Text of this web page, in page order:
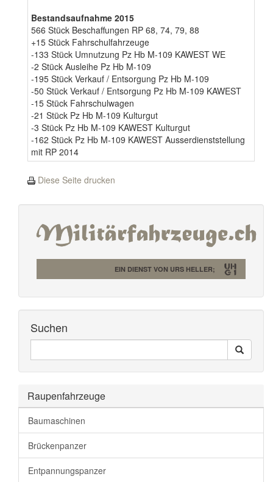
Bestandsaufnahme 2015
566 Stück Beschaffungen RP 68, 74, 79, 88
+15 Stück Fahrschulfahrzeuge
-133 Stück Umnutzung Pz Hb M-109 KAWEST WE
-2 Stück Ausleihe Pz Hb M-109
-195 Stück Verkauf / Entsorgung Pz Hb M-109
-50 Stück Verkauf / Entsorgung Pz Hb M-109 KAWEST
-15 Stück Fahrschulwagen
-21 Stück Pz Hb M-109 Kulturgut
-3 Stück Pz Hb M-109 KAWEST Kulturgut
-162 Stück Pz Hb M-109 KAWEST Ausserdienststellung
mit RP 2014
Diese Seite drucken
EIN DIENST VON URS HELLER;
Suchen
Durchsuchen
Raupenfahrzeuge
Baumaschinen
Brückenpanzer
Entpannungspanzer